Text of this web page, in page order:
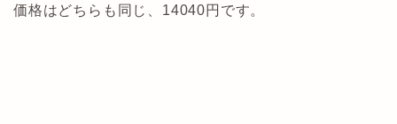
価格はどちらも同じ、14040円です。